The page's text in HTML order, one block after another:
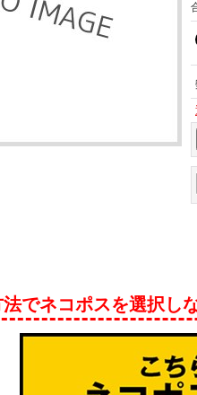
でネコポスを選択し